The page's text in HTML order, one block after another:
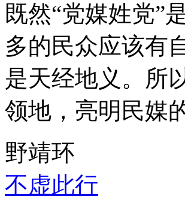
既然“党媒姓党”
多的民众应该有
是天经地义。所
领地，亮明民媒
野靖环
不虚此行